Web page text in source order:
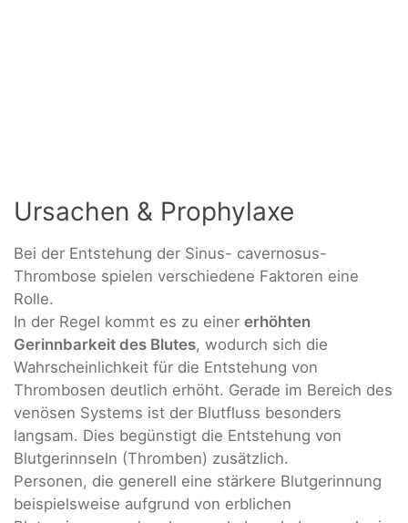
Ursachen & Prophylaxe
Bei der Entstehung der Sinus- cavernosus-
Thrombose spielen verschiedene Faktoren eine
Rolle.
In der Regel kommt es zu einer erhöhten
Gerinnbarkeit des Blutes, wodurch sich die
Wahrscheinlichkeit für die Entstehung von
Thrombosen deutlich erhöht. Gerade im Bereich des
venösen Systems ist der Blutfluss besonders
langsam. Dies begünstigt die Entstehung von
Blutgerinnseln (Thromben) zusätzlich.
Personen, die generell eine stärkere Blutgerinnung
beispielsweise aufgrund von erblichen